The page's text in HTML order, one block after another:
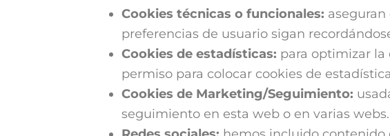
Cookies técnicas o funcionales:
preferencias de usuario sigan
Cookies de estadísticas: para optimizar la
permiso para colocar cookies de
Cookies de Marketing/Seguimiento:
seguimiento en esta web o en varias webs.